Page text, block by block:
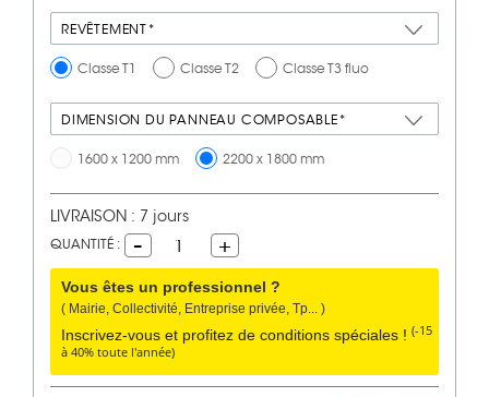
REVÊTEMENT*
Classe T1 Classe T2 Classe T3 fluo
DIMENSION DU PANNEAU COMPOSABLE*
1600 x 1200 mm 2200 x 1800 mm
LIVRAISON : 7 jours
QUANTITÉ : 1
Vous êtes un professionnel ?
( Mairie, Collectivité, Entreprise privée, Tp... )
Inscrivez-vous et profitez de conditions spéciales ! (-15
à 40% toute l'année)